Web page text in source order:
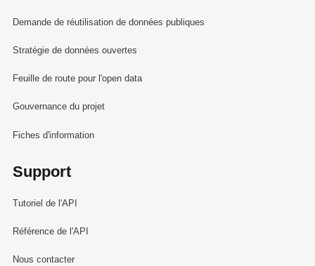
Demande de réutilisation de données publiques
Stratégie de données ouvertes
Feuille de route pour l'open data
Gouvernance du projet
Fiches d'information
Support
Tutoriel de l'API
Référence de l'API
Nous contacter